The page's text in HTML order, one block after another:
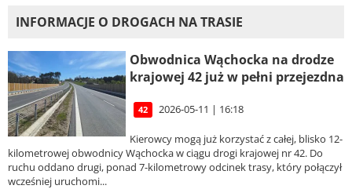
INFORMACJE O DROGACH NA TRASIE
Obwodnica Wąchocka na drodze
krajowej 42 już w pełni przejezdna
42 2026-05-11 | 16:18
Kierowcy mogą już korzystać z całej, blisko 12-
kilometrowej obwodnicy Wąchocka w ciągu drogi krajowej nr 42. Do
ruchu oddano drugi, ponad 7-kilometrowy odcinek trasy, który połączył
wcześniej uruchomi...